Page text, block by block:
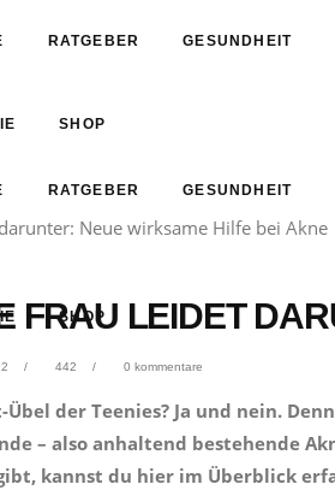
RATGEBER GESUNDHEIT
SHOP
RATGEBER GESUNDHEIT
SHOP
FRAU LEIDET
442 0 kommentare
der Teenies? Ja und nein.
– also anhaltend bestehende
kannst du hier im Überblick